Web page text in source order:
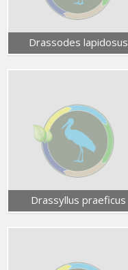
Drassodes lapidosus
Drassyllus praeficus